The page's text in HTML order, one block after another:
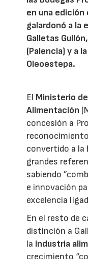
en una edición
galardonó a la
Galletas
(Palencia) y a
Oleoestepa.
El Ministerio
Alimentación
concesión a
convertido a la
grandes
sabiendo
e innovación
excelencia
En el resto de
distinción a
la industria
crecimiento